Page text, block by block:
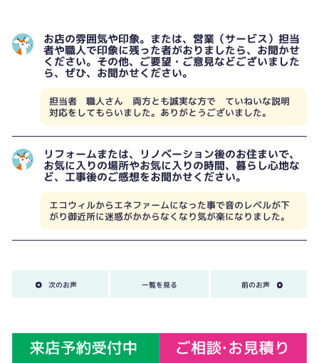
お店の雰囲気や印象。または、営業（サービス）担当
者や職人で印象に残った者がおりましたら、お聞かせ
ください。その他、ご要望・ご意見などございました
ら、ぜひ、お聞かせください。
担当者 職人さん 両方とも誠実な方で ていねいな説明
対応をしてもらいました。ありがとうございました。
リフォームまたは、リノベーション後のお住まいで、
お気に入りの場所やお気に入りの時間、暮らし心地な
ど、工事後のご感想をお聞かせください。
エコウィルからエネファームになった事で音のレベルが下
がり御近所に迷惑がかからなくなり気が楽になりました。
次のお声 一覧を見る 前のお声